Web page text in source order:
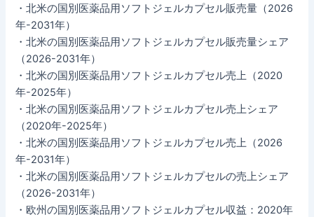
・北米の国別医薬品用ソフトジェルカプセル販売量（2026
年-2031年）
・北米の国別医薬品用ソフトジェルカプセル販売量シェア
（2026-2031年）
・北米の国別医薬品用ソフトジェルカプセル売上（2020
年-2025年）
・北米の国別医薬品用ソフトジェルカプセル売上シェア
（2020年-2025年）
・北米の国別医薬品用ソフトジェルカプセル売上（2026
年-2031年）
・北米の国別医薬品用ソフトジェルカプセルの売上シェア
（2026-2031年）
・欧州の国別医薬品用ソフトジェルカプセル収益：2020年